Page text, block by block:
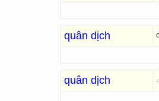
quân dịch
quân dịch